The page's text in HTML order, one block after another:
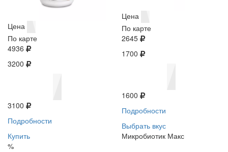
Цена
По карте
4936
3200
3100
Подробности
Купить
%
Цена
По карте
2645
1700
1600
Подробности
Выбрать вкус
Микробиотик Макс